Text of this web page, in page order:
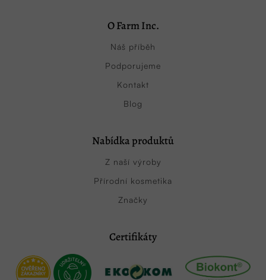
O Farm Inc.
Náš příběh
Podporujeme
Kontakt
Blog
Nabídka produktů
Z naší výroby
Přírodní kosmetika
Značky
Certifikáty